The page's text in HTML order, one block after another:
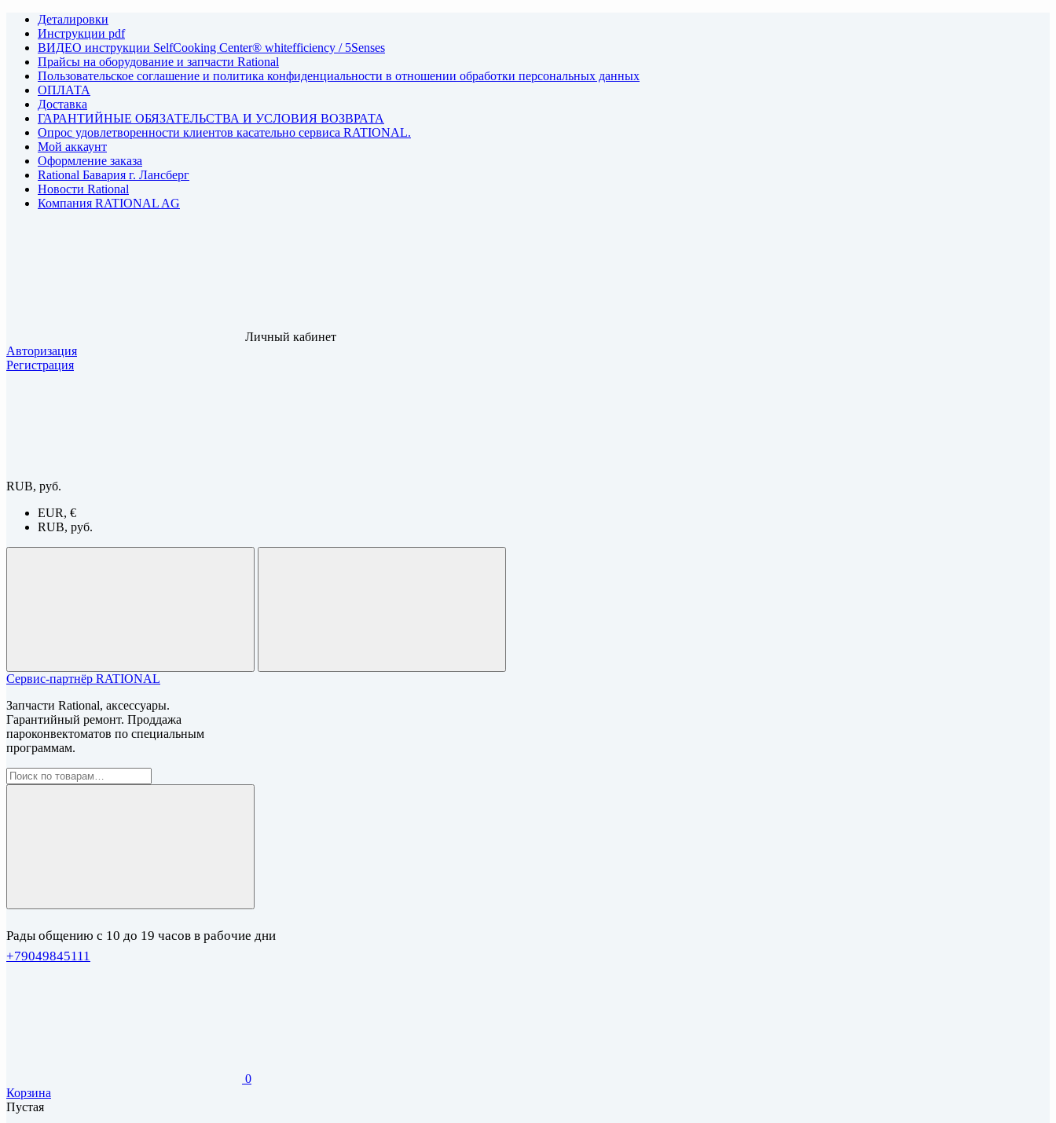
Деталировки
Инструкции pdf
ВИДЕО инструкции SelfCooking Center® whitefficiency / 5Senses
Прайсы на оборудование и запчасти Rational
Пользовательское соглашение и политика конфиденциальности в отношении обработки персональных данных
ОПЛАТА
Доставка
ГАРАНТИЙНЫЕ ОБЯЗАТЕЛЬСТВА И УСЛОВИЯ ВОЗВРАТА
Опрос удовлетворенности клиентов касательно сервиса RATIONAL.
Мой аккаунт
Оформление заказа
Rational Бавария г. Лансберг
Новости Rational
Компания RATIONAL AG
Личный кабинет
Авторизация
Регистрация
RUB, руб.
EUR, €
RUB, руб.
Сервис-партнёр RATIONAL
Запчасти Rational, аксессуары.
Гарантийный ремонт. Проддажа
пароконвектоматов по специальным
программам.
Рады общению с 10 до 19 часов в рабочие дни
+79049845111
0
Корзина
Пустая